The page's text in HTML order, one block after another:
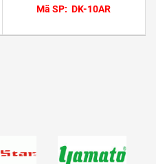
Mã SP: DK-10AR